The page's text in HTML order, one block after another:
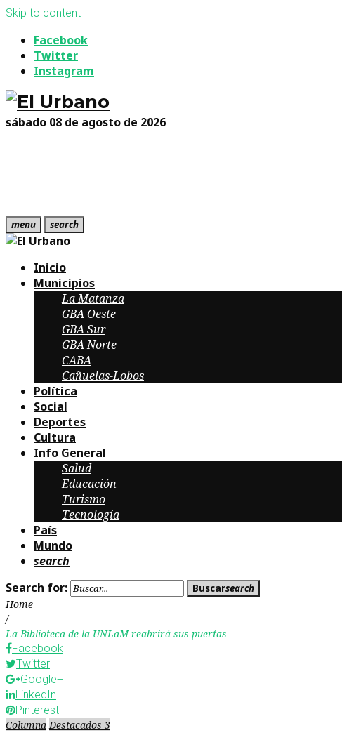
Skip to content
Facebook
Twitter
Instagram
sábado 08 de agosto de 2026
menu search
Inicio
Municipios
La Matanza
GBA Oeste
GBA Sur
GBA Norte
CABA
Cañuelas-Lobos
Política
Social
Deportes
Cultura
Info General
Salud
Educación
Turismo
Tecnología
País
Mundo
search
Search for:
Buscarsearch
Home
/
La Biblioteca de la UNLaM reabrirá sus puertas
Facebook
Twitter
Google+
LinkedIn
Pinterest
Columna Destacados 3